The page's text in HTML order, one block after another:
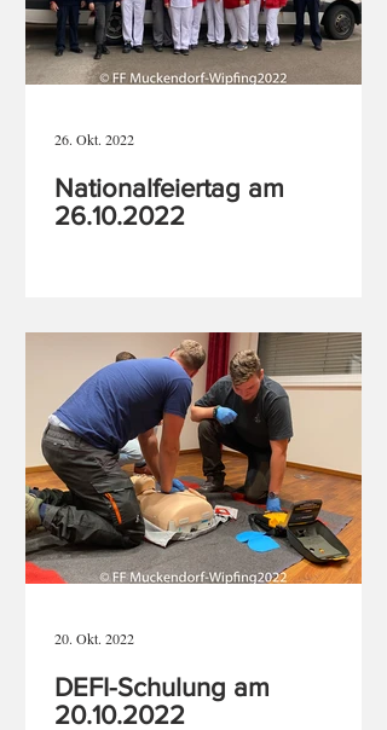
Nationalfeiertag am
26.10.2022
26. Okt. 2022
DEFI-Schulung am
20.10.2022
20. Okt. 2022